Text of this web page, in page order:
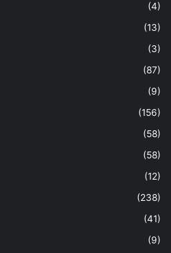
(4)
(13)
(3)
(87)
(9)
(156)
(58)
(58)
(12)
(238)
(41)
(9)